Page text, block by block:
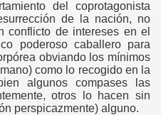
del coprotagonista
de la nación, no
conflicto de intereses en el
poderoso caballero para
obviando los mínimos
como lo recogido en la
algunos compases las
otros lo hacen sin
perspicazmente) alguno.